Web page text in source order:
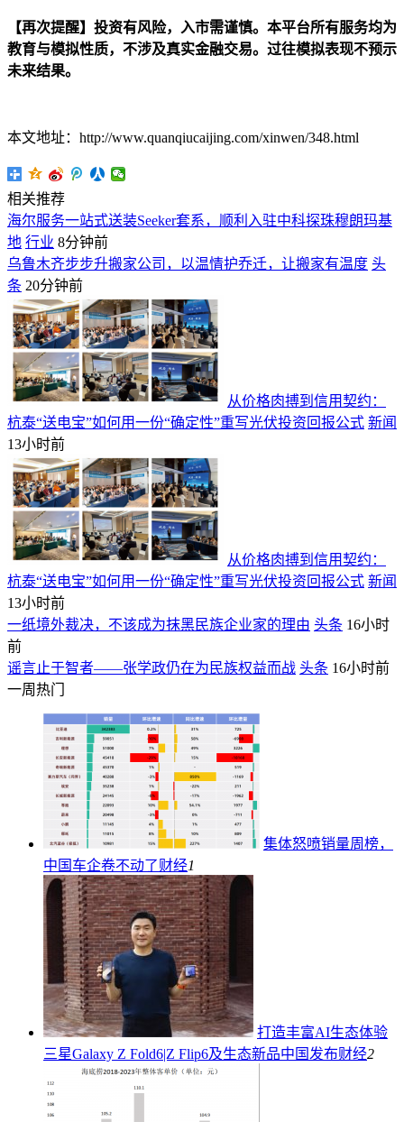
【再次提醒】投资有风险，入市需谨慎。本平台所有服务均为
教育与模拟性质，不涉及真实金融交易。过往模拟表现不预示
未来结果。
本文地址：http://www.quanqiucaijing.com/xinwen/348.html
相关推荐
海尔服务一站式送装Seeker套系，顺利入驻中科探珠穆朗玛基
地 行业 8分钟前
乌鲁木齐步步升搬家公司，以温情护乔迁，让搬家有温度 头
条 20分钟前
从价格肉搏到信用契约：
杭泰“送电宝”如何用一份“确定性”重写光伏投资回报公式 新闻
13小时前
从价格肉搏到信用契约：
杭泰“送电宝”如何用一份“确定性”重写光伏投资回报公式 新闻
13小时前
一纸境外裁决，不该成为抹黑民族企业家的理由 头条 16小时
前
谣言止于智者——张学政仍在为民族权益而战 头条 16小时前
一周热门
集体怒喷销量周榜，
中国车企卷不动了财经1
打造丰富AI生态体验
三星Galaxy Z Fold6|Z Flip6及生态新品中国发布财经2